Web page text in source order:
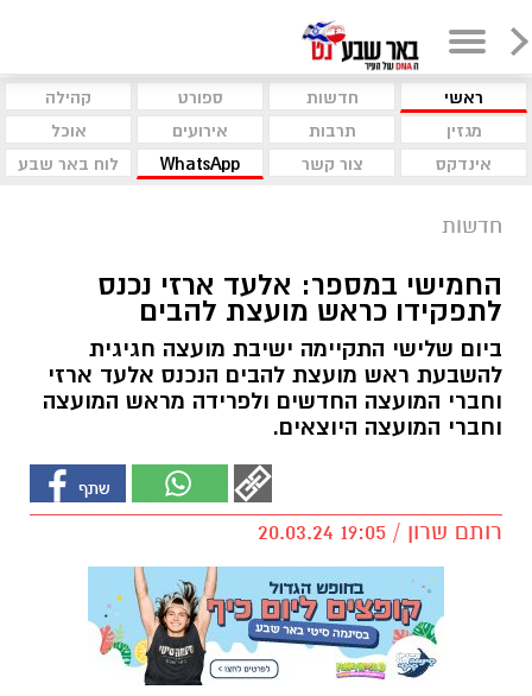
ראשי חדשות ספורט
קהילה
מגזין
תרבות אירועים
אוכל
אינדקס
צור קשר WhatsApp לוח באר שבע
חדשות
החמישי במספר: אלעד ארזי נכנס
לתפקידו כראש מועצת להבים
ביום שלישי התקיימה ישיבת מועצה חגיגית
להשבעת ראש מועצת להבים הנכנס אלעד ארזי
וחברי המועצה החדשים ולפרידה מראש המועצה
וחברי המועצה היוצאים.
רותם שרון / 19:05 20.03.24